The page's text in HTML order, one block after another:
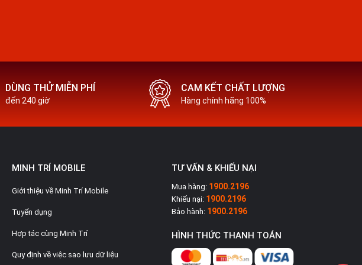
DÙNG THỬ MIỄN PHÍ
đến 240 giờ
CAM KẾT CHẤT LƯỢNG
Hàng chính hãng 100%
MINH TRÍ MOBILE
Giới thiệu về Minh Trí Mobile
Tuyển dụng
Hợp tác cùng Minh Trí
Quy định về việc sao lưu dữ liệu
TƯ VẤN & KHIẾU NẠI
Mua hàng: 1900.2196
Khiếu nại: 1900.2196
Bảo hành: 1900.2196
HÌNH THỨC THANH TOÁN